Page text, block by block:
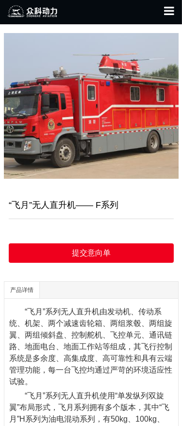
首页
产品展示
联系我们
“飞月”无人直升机—— F系列
提交意向单
产品详情
“飞月”系列 无人 直升机由发动机、传动系
统、机架、两个减速齿轮箱、两组浆毂、两组旋
翼、两组倾斜盘、控制舵机、飞控单元、通讯链
路、地面电台、地面工作站等组成，其飞行控制
系统是多余度、高集成度、高可靠性和具有云端
管理功能， 每一台飞控均通过严苛的环境适应性
试验。
“飞月”系列无人直升机使用“单发纵列双旋
翼”布局形式，飞月系列拥有多个版本，其中“飞
月”H系列为油电混动系列，有50kg、100kg、